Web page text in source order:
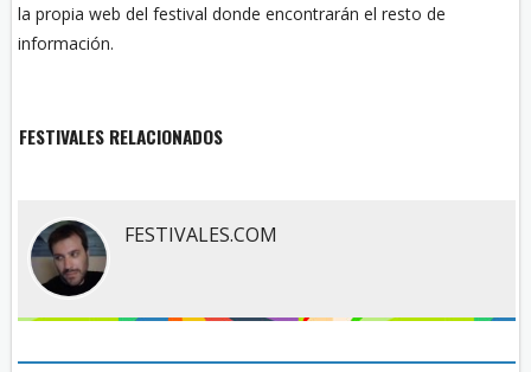
la propia web del festival donde encontrarán el resto de
información.
FESTIVALES RELACIONADOS
FESTIVALES.COM